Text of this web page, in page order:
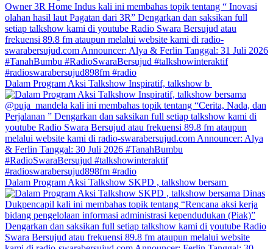
Dalam Program Aksi Talkshow Inspiratif, talkshow b
Dalam Program Aksi Talkshow SKPD , talkshow bersam